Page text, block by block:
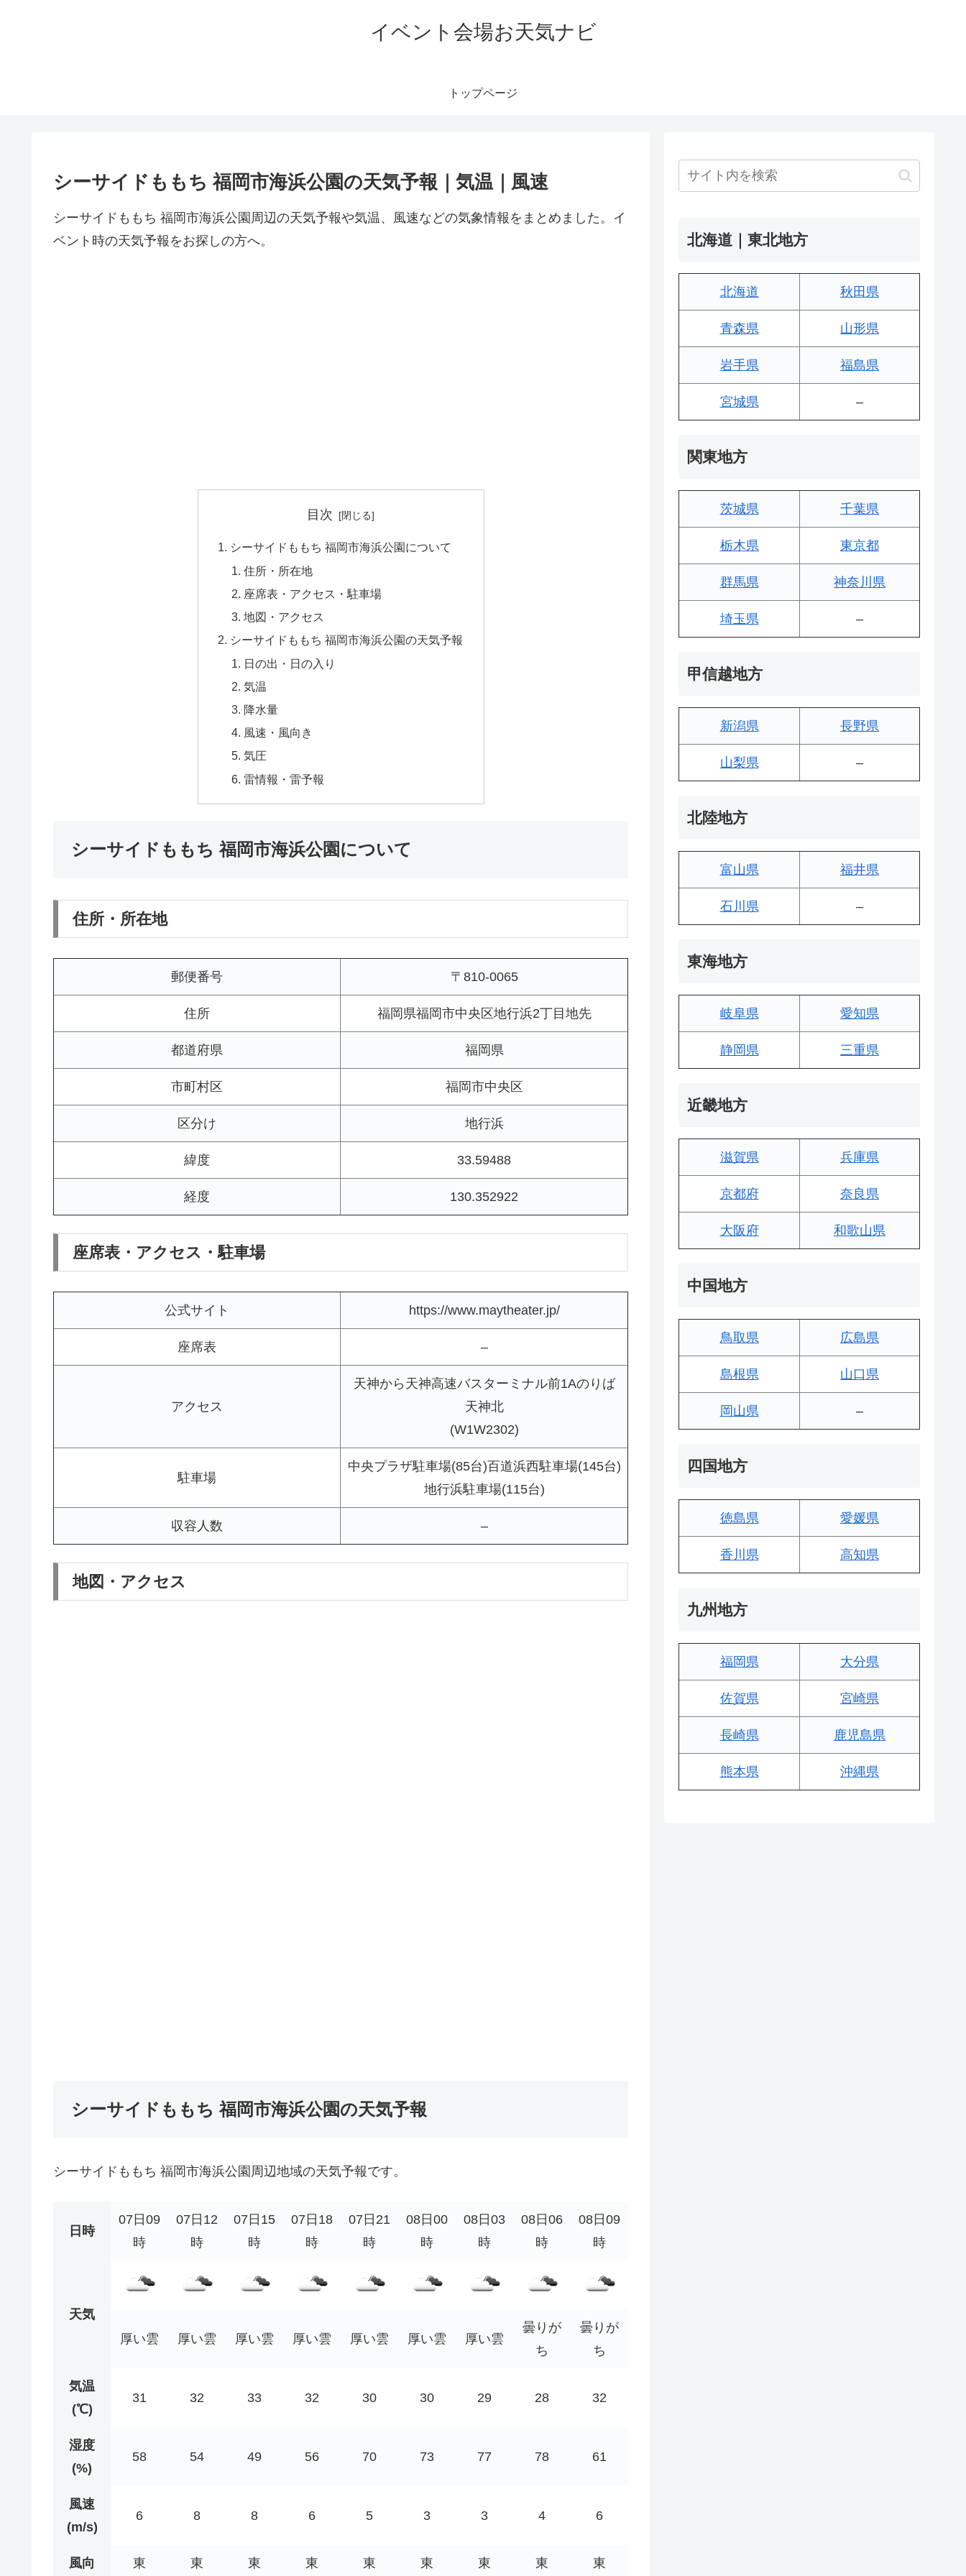
イベント会場お天気ナビ
トップページ
シーサイドももち 福岡市海浜公園の天気予報｜気温｜風速
シーサイドももち 福岡市海浜公園周辺の天気予報や気温、風速などの気象情報をまとめました。イ
ベント時の天気予報をお探しの方へ。
目次
シーサイドももち 福岡市海浜公園について
住所・所在地
座席表・アクセス・駐車場
地図・アクセス
シーサイドももち 福岡市海浜公園の天気予報
日の出・日の入り
気温
降水量
風速・風向き
気圧
雷情報・雷予報
シーサイドももち 福岡市海浜公園について
住所・所在地
郵便番号 〒810-0065
住所 福岡県福岡市中央区地行浜2丁目地先
都道府県 福岡県
市町村区 福岡市中央区
区分け 地行浜
緯度 33.59488
経度 130.352922
座席表・アクセス・駐車場
公式サイト https://www.maytheater.jp/
座席表 –
アクセス
天神から天神高速バスターミナル前1Aのりば
天神北
(W1W2302)
駐車場
中央プラザ駐車場(85台)百道浜西駐車場(145台)
地行浜駐車場(115台)
収容人数 –
地図・アクセス
シーサイドももち 福岡市海浜公園の天気予報
シーサイドももち 福岡市海浜公園周辺地域の天気予報です。
日時
07日09
時
07日12
時
07日15
時
07日18
時
07日21
時
08日00
時
08日03
時
08日06
時
08日09
時
天気
厚い雲
厚い雲 厚い雲 厚い雲 厚い雲 厚い雲 厚い雲
曇りが
ち
曇りが
ち
気温
(℃)
31 32 33 32 30 30 29 28 32
湿度
(%)
58 54 49 56 70 73 77 78 61
風速
(m/s)
6 8 8 6 5 3 3 4 6
風向 東 東 東 東 東 東 東 東 東
北海道｜東北地方
北海道 秋田県
青森県 山形県
岩手県 福島県
宮城県 –
関東地方
茨城県 千葉県
栃木県 東京都
群馬県 神奈川県
埼玉県 –
甲信越地方
新潟県 長野県
山梨県 –
北陸地方
富山県 福井県
石川県 –
東海地方
岐阜県 愛知県
静岡県 三重県
近畿地方
滋賀県 兵庫県
京都府 奈良県
大阪府 和歌山県
中国地方
鳥取県 広島県
島根県 山口県
岡山県 –
四国地方
徳島県 愛媛県
香川県 高知県
九州地方
福岡県 大分県
佐賀県 宮崎県
長崎県 鹿児島県
熊本県 沖縄県